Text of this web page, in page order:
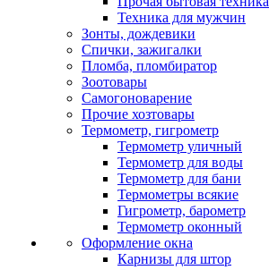
Техника для мужчин
Зонты, дождевики
Спички, зажигалки
Пломба, пломбиратор
Зоотовары
Самогоноварение
Прочие хозтовары
Термометр, гигрометр
Термометр уличный
Термометр для воды
Термометр для бани
Термометры всякие
Гигрометр, барометр
Термометр оконный
Оформление окна
Карнизы для штор